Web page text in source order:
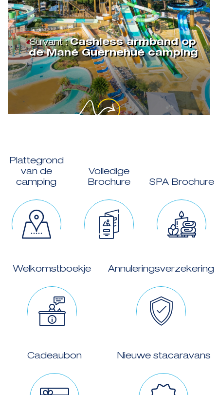
Suivant :Cashless armband op
de Mané Guernehué camping
Plattegrond
van de
camping
Volledige
Brochure
SPA Brochure
Welkomstboekje Annuleringsverzekering
Cadeaubon Nieuwe stacaravans